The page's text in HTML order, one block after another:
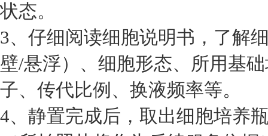
状态。
3、仔细阅读细胞说明书，了解
壁/悬浮）、细胞形态、所用基
子、传代比例、换液频率等。
4、静置完成后，取出细胞培养